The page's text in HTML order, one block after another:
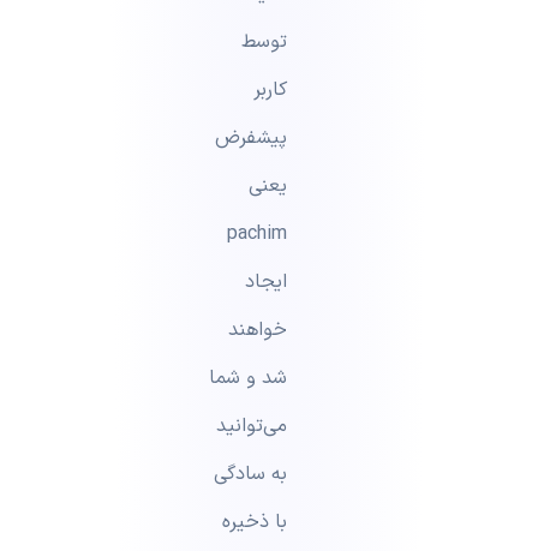
توسط
کاربر
پیشفرض
یعنی
pachim
ایجاد
خواهند
شد و شما
می‌توانید
به سادگی
با ذخیره